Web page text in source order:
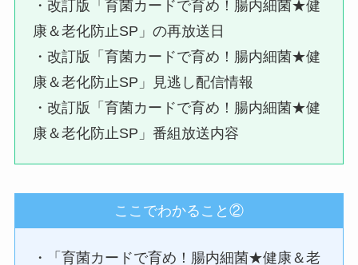
・改訂版「育菌カードで育め！腸内細菌★健
康＆老化防止SP」の再放送日
・改訂版「育菌カードで育め！腸内細菌★健
康＆老化防止SP」見逃し配信情報
・改訂版「育菌カードで育め！腸内細菌★健
康＆老化防止SP」番組放送内容
ここでわかること②
・「育菌カードで育め！腸内細菌★健康＆老